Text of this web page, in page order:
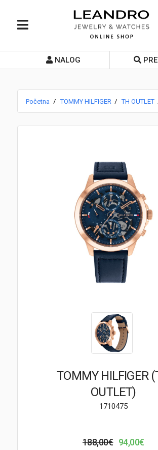
Početna
Prodavnice
NALOG
Početna TOMMY HILFIGER TH OUTLET
TOMMY HILFIGER
OUTLET)
1710475
188,00€ 94,00€